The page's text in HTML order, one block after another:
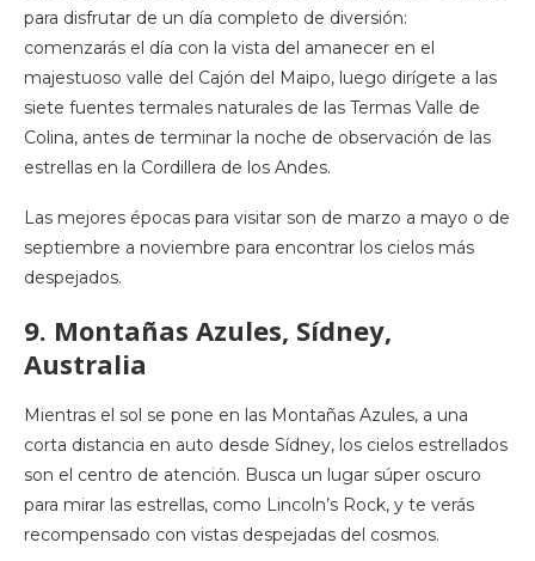
para disfrutar de un día completo de diversión:
comenzarás el día con la vista del amanecer en el
majestuoso valle del Cajón del Maipo, luego dirígete a las
siete fuentes termales naturales de las Termas Valle de
Colina, antes de terminar la noche de observación de las
estrellas en la Cordillera de los Andes.
Las mejores épocas para visitar son de marzo a mayo o de
septiembre a noviembre para encontrar los cielos más
despejados.
9. Montañas Azules, Sídney,
Australia
Mientras el sol se pone en las Montañas Azules, a una
corta distancia en auto desde Sídney, los cielos estrellados
son el centro de atención. Busca un lugar súper oscuro
para mirar las estrellas, como Lincoln’s Rock, y te verás
recompensado con vistas despejadas del cosmos.